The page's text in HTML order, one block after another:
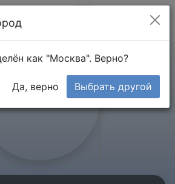
как "Москва". Верно?
Да, верно Выбрать другой